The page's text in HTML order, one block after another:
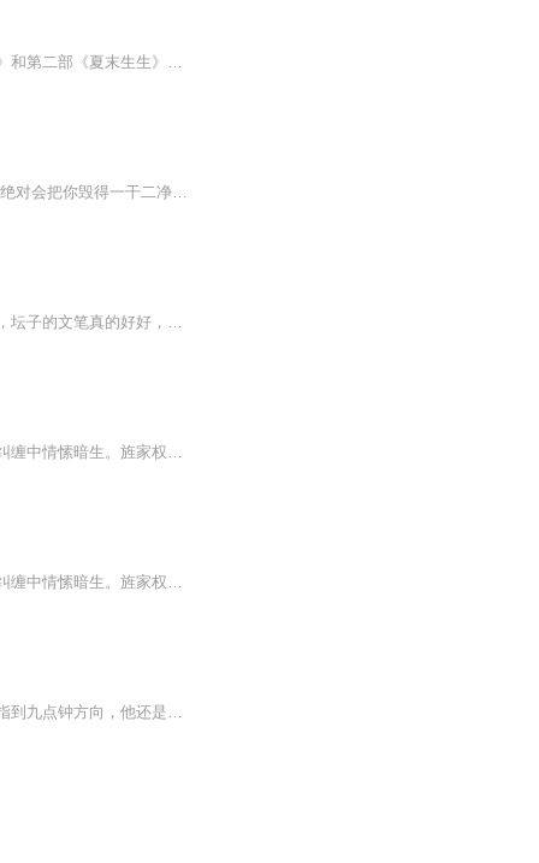
【内容简介】《相思无妄》为方莹《相思漓城》系列小说的第三部。承接第一部《复仇天使》和第二部《夏末生生》的故事背景，讲述漓城四大家族两代人乔家、木家、高家和夏家之间爱恨纠葛的豪门虐恋故事。她苦苦追寻身世之谜，没曾想，真相如此不堪。他爱她如...
烽烟乱世，他说要与她一生一世一双人。断壁悬崖，他却举枪直指向她。“你若再背叛我，我绝对会把你毁得一干二净！”“阎少琨，我不要你了。”她抹去唇上的乌血，绝望看着眼前的男人。“嘭”枪声震耳欲聋。汤瑶看着胸口溢开的血花，直直坠入深不见底的断崖...
《长相思》迎来了完结，夭柳党的意难平和伤心无法言说，感谢作者醋坛坛圆了我们一个梦，坛子的文笔真的好好，让我们从中找到了慰藉。
旌予北出狱后，将当年指认自己杀人的谙柠视为复仇对象，在折磨她的过程中，两人在畸形纠缠中情愫暗生。旌家权谋、跨国黑幕等将他们困在渝中城，随着真相逐渐揭开，当年防空洞枪声、旌氏黑账等谜团浮出水面，旌予北对谙柠心慌，谙柠对他情感复杂。当谙柠拿...
旌予北出狱后，将当年指认自己杀人的谙柠视为复仇对象，在折磨她的过程中，两人在畸形纠缠中情愫暗生。旌家权谋、跨国黑幕等将他们困在渝中城，随着真相逐渐揭开，当年防空洞枪声、旌氏黑账等谜团浮出水面，旌予北对谙柠心慌，谙柠对他情感复杂。当谙柠拿...
林相思还在等着司霖宇，她从黄昏太阳还没落山的时候就开始准备晚饭了。直到现在，时针指到九点钟方向，他还是没有回来。今天是他们结婚三周年纪念日，她一直等到饭菜都凉了，他还是没有回来。她一直觉得，就算司霖宇一直不把她当司太太，但她确实是他的妻...